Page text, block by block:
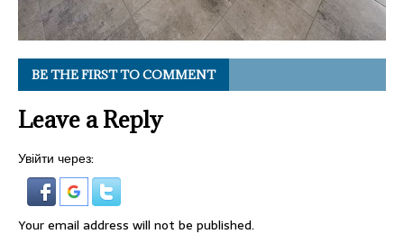
BE THE FIRST TO COMMENT
Leave a Reply
Увійти через:
Your email address will not be published.